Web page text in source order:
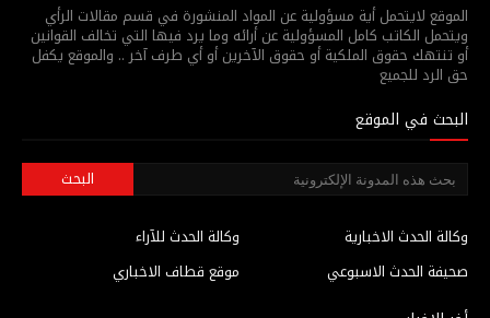
الموقع لايتحمل أية مسؤولية عن المواد المنشورة في قسم مقالات الرأي
ويتحمل الكاتب كامل المسؤولية عن أرائه وما يرد فيها التي تخالف القوانين
أو تنتهك حقوق الملكية أو حقوق الآخرين أو أي طرف آخر .. والموقع يكفل
حق الرد للجميع
البحث في الموقع
وكالة الحدث للآراء
وكالة الحدث الاخبارية
موقع قطاف الاخباري
صحيفة الحدث الاسبوعي